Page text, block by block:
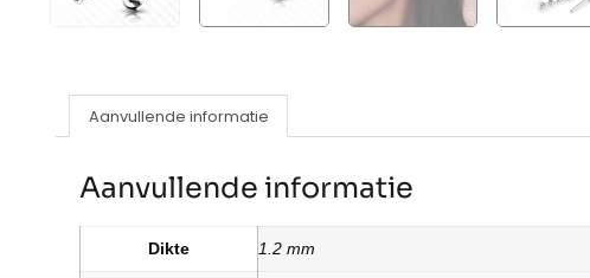
Aanvullende informatie
Aanvullende informatie
Dikte 1.2 mm